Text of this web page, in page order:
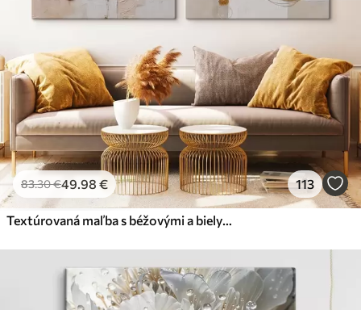
83.30€49.98 € 113
Textúrovaná maľba s béžovými a bielymi tvarmi